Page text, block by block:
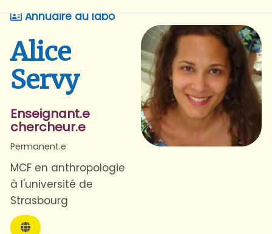
Annuaire du labo
Alice
Servy
Enseignant.e
chercheur.e
Permanent.e
MCF en anthropologie
à l'université de
Strasbourg